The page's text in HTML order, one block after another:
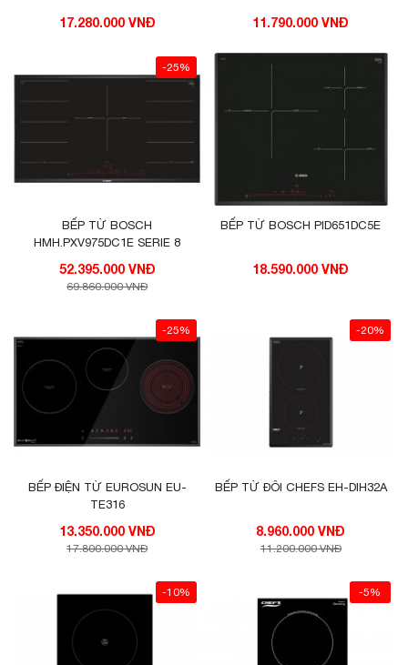
17.280.000 VNĐ 11.790.000 VNĐ
-25%
BẾP TỪ BOSCH
HMH.PXV975DC1E SERIE 8
52.395.000 VNĐ
69.860.000 VNĐ
BẾP TỪ BOSCH PID651DC5E
18.590.000 VNĐ
-25%
BẾP ĐIỆN TỪ EUROSUN EU-
TE316
13.350.000 VNĐ
17.800.000 VNĐ
-20%
BẾP TỪ ĐÔI CHEFS EH-DIH32A
8.960.000 VNĐ
11.200.000 VNĐ
-10% -5%